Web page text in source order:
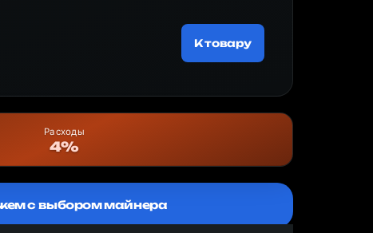
К товару
Расходы
4%
с выбором майнера